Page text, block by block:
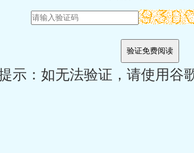
示：如无法验证，请使用谷